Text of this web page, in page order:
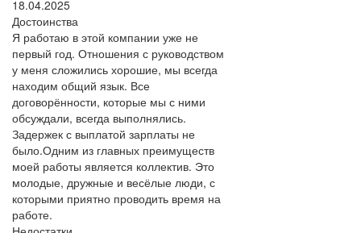
18.04.2025
Достоинства
Я работаю в этой компании уже не
первый год. Отношения с руководством
у меня сложились хорошие, мы всегда
находим общий язык. Все
договорённости, которые мы с ними
обсуждали, всегда выполнялись.
Задержек с выплатой зарплаты не
было.Одним из главных преимуществ
моей работы является коллектив. Это
молодые, дружные и весёлые люди, с
которыми приятно проводить время на
работе.